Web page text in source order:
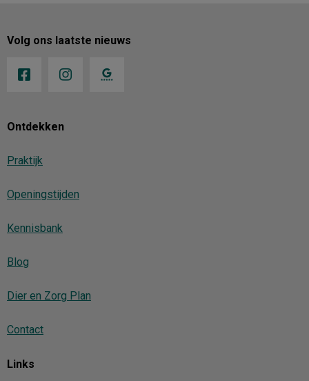
Ontdekken
Praktijk
Openingstijden
Kennisbank
Blog
Dier en Zorg Plan
Contact
Links
Volg ons laatste nieuws